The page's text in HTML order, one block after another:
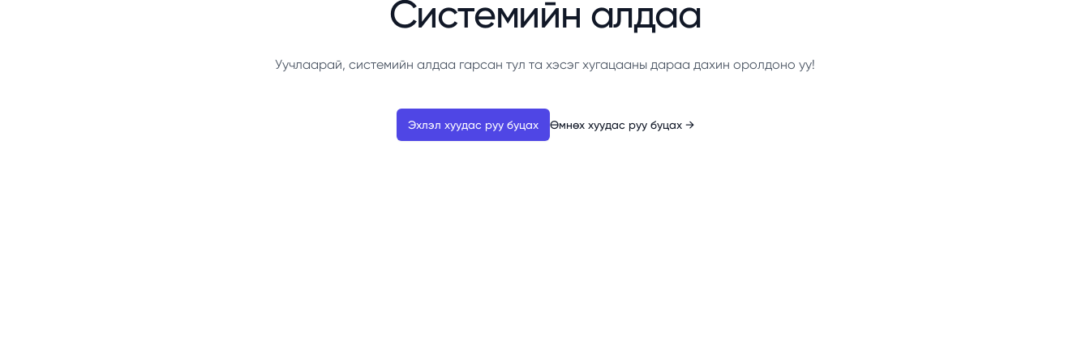
Системийн алдаа
Уучлаарай, системийн алдаа гарсан тул та хэсэг хугацааны дараа дахин оролдоно уу!
Эхлэл хуудас руу буцах Өмнөх хуудас руу буцах →